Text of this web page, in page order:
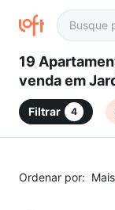
19
venda em
Paulo, SP
Filtrar 4
Ordenar por: